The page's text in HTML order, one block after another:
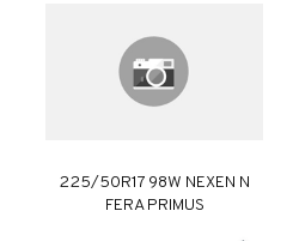
225/50R17 98W NEXEN N
FERA PRIMUS